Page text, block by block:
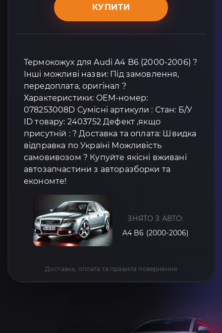
КУПИТИ
Термокожух для Audi A4 B6 (2000-2006) ?
Інші можливі назви: Під замовлення,
передоплата, оригінал ?
Характеристики: OEM-номер:
078253008D Сумісні артикули : Стан: Б/У
ID товару: 2403752 Дефект ,якщо
присутній : ? Доставка та оплата: Швидка
відправка по Україні Можливість
самовивозом ? Купуйте якісні вживані
автозапчастини з авторазборки та
економте!
ЗНЯТО З АВТО:
A4 B6 (2000-2006)
Доставка, оплата та правила повернення